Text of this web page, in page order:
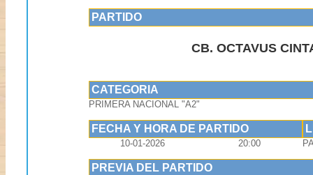
PARTIDO
CB. OCTAVUS
CATEGORIA
PRIMERA NACIONAL "A2"
FECHA Y HORA DE PARTIDO
10-01-2026 20:00
PREVIA DEL PARTIDO